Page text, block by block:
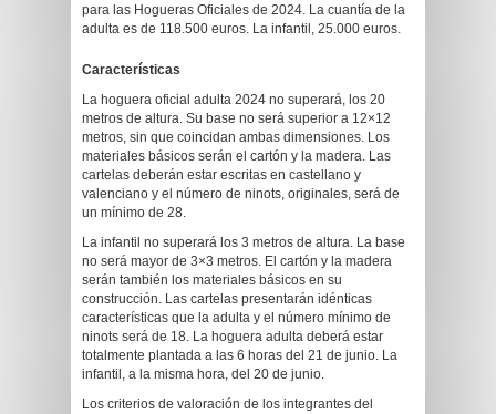
para las Hogueras Oficiales de 2024. La cuantía de la
adulta es de 118.500 euros. La infantil, 25.000 euros.
Características
La hoguera oficial adulta 2024 no superará, los 20
metros de altura. Su base no será superior a 12×12
metros, sin que coincidan ambas dimensiones. Los
materiales básicos serán el cartón y la madera. Las
cartelas deberán estar escritas en castellano y
valenciano y el número de ninots, originales, será de
un mínimo de 28.
La infantil no superará los 3 metros de altura. La base
no será mayor de 3×3 metros. El cartón y la madera
serán también los materiales básicos en su
construcción. Las cartelas presentarán idénticas
características que la adulta y el número mínimo de
ninots será de 18. La hoguera adulta deberá estar
totalmente plantada a las 6 horas del 21 de junio. La
infantil, a la misma hora, del 20 de junio.
Los criterios de valoración de los integrantes del